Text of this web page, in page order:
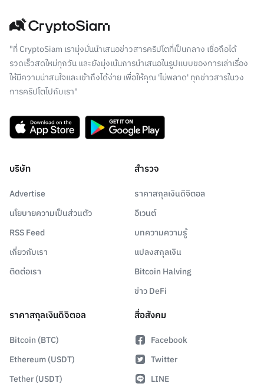
"ที่ CryptoSiam เรามุ่งมั่นนำเสนอข่าวสารคริปโตที่เป็นกลาง เชื่อถือได้
รวดเร็วสดใหม่ทุกวัน และยังมุ่งเน้นการนำเสนอในรูปแบบของการเล่าเรื่อง
ให้มีความน่าสนใจและเข้าถึงได้ง่าย เพื่อให้คุณ 'ไม่พลาด' ทุกข่าวสารในวง
การคริปโตไปกับเรา"
บริษัท
Advertise
นโยบายความเป็นส่วนตัว
RSS Feed
เกี่ยวกับเรา
ติดต่อเรา
สำรวจ
ราคาสกุลเงินดิจิตอล
อีเวนต์
บทความความรู้
แปลงสกุลเงิน
Bitcoin Halving
ข่าว DeFi
ราคาสกุลเงินดิจิตอล
Bitcoin (BTC)
Ethereum (USDT)
Tether (USDT)
สื่อสังคม
Facebook
Twitter
LINE